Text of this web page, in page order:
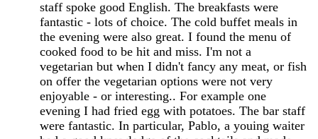
staff spoke good English. The breakfasts were
fantastic - lots of choice. The cold buffet meals in
the evening were also great. I found the menu of
cooked food to be hit and miss. I'm not a
vegetarian but when I didn't fancy any meat, or fish
on offer the vegetarian options were not very
enjoyable - or interesting.. For example one
evening I had fried egg with potatoes. The bar staff
were fantastic. In particular, Pablo, a youing waiter